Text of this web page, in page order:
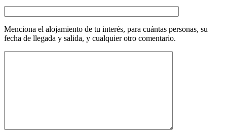
Menciona el alojamiento de tu interés, para cuántas personas, su
fecha de llegada y salida, y cualquier otro comentario.